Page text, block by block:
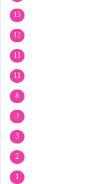
13
12
11
11
8
3
3
2
1